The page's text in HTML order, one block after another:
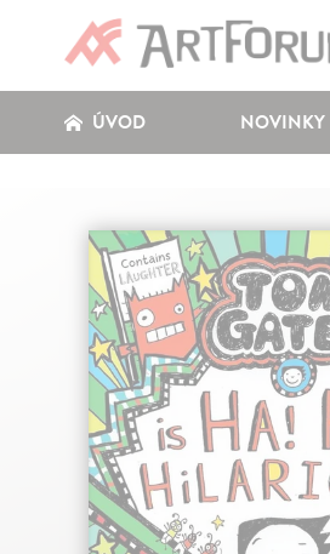
ÚVOD NOVINKY